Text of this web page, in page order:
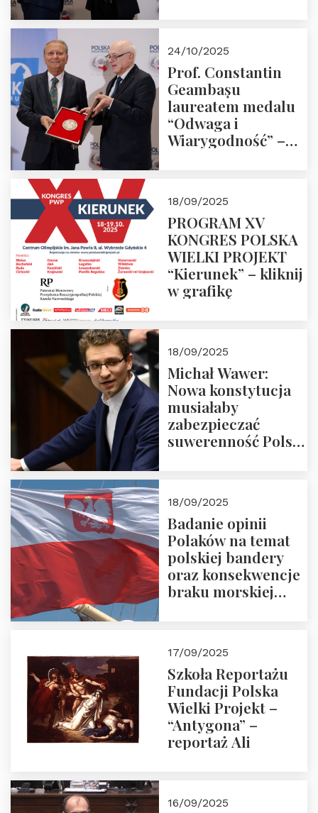
24/10/2025
Prof. Constantin
Geambașu
laureatem medalu
“Odwaga i
Wiarygodność” –
18/09/2025
PROGRAM XV
KONGRES POLSKA
WIELKI PROJEKT
“Kierunek” – kliknij
w grafikę
18/09/2025
Michał Wawer:
Nowa konstytucja
musiałaby
zabezpieczać
suwerenność Polski
18/09/2025
Badanie opinii
Polaków na temat
polskiej bandery
oraz konsekwencje
braku morskiej
17/09/2025
Szkoła Reportażu
Fundacji Polska
Wielki Projekt –
“Antygona” –
reportaż Ali
16/09/2025